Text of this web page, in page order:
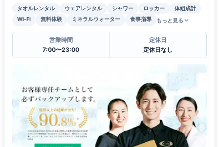
タオルレンタル ウェアレンタル シャワー ロッカー
体組成計
Wi-Fi
無料体験 ミネラルウォーター 食事指導 もっと見る
営業時間
7:00〜23:00
定休日
定休日なし